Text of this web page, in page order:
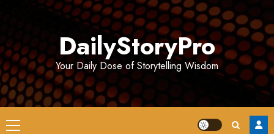
DailyStoryPro
Your Daily Dose of Storytelling Wisdom
Primary